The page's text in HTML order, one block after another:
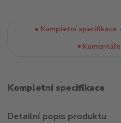
Kompletní specifikace
Komentáře
Kompletní specifikace
Detailní popis produktu